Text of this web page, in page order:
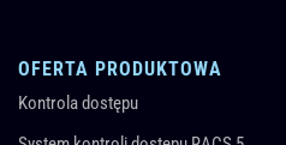
OFERTA PRODUKTOWA
Kontrola dostępu